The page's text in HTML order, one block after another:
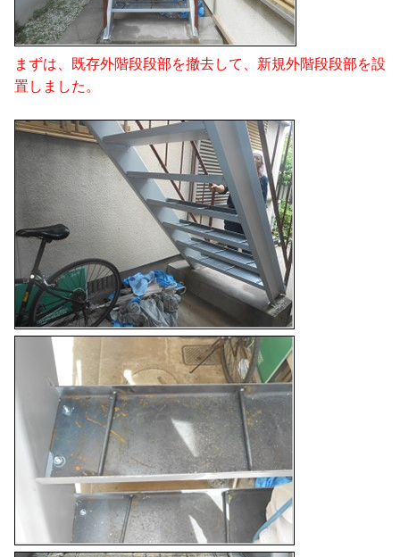
まずは、既存外階段段部を撤去して、新規外階段段部を設
置しました。